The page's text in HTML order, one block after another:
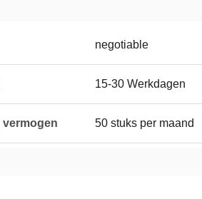
negotiable
15-30 Werkdagen
vermogen 50 stuks per maand